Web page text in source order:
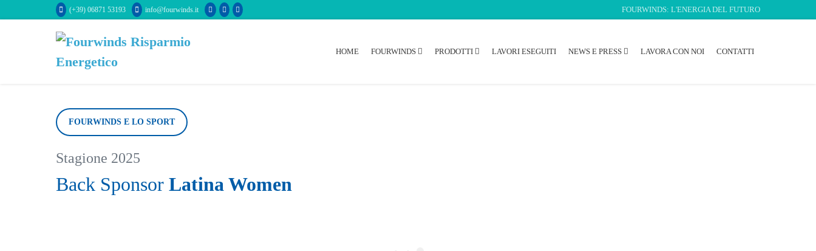
al
(+39) 06871 53193 info@fourwinds.it FOURWINDS: L'ENERGIA DEL FUTURO
HOME FOURWINDS PRODOTTI LAVORI ESEGUITI NEWS E PRESS LAVORA CON NOI CONTATTI
FOURWINDS E LO SPORT
Stagione 2025
Back Sponsor Latina Women